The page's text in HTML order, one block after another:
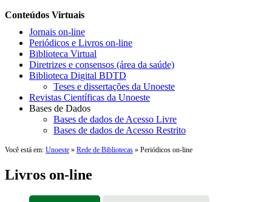
Conteúdos Virtuais
Jornais on-line
Periódicos e Livros on-line
Biblioteca Virtual
Diretrizes e consensos (área da saúde)
Biblioteca Digital BDTD
Teses e dissertações da Unoeste
Revistas Científicas da Unoeste
Bases de Dados
Bases de dados de Acesso Livre
Bases de dados de Acesso Restrito
Você está em: Unoeste » Rede de Bibliotecas » Periódicos on-line
Livros on-line